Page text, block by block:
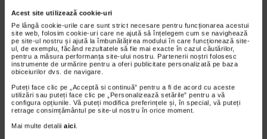
Acest site utilizează cookie-uri
Pe lângă cookie-urile care sunt strict necesare pentru funcționarea acestui
site web, folosim cookie-uri care ne ajută să înțelegem cum se navighează
pe site-ul nostru și ajută la îmbunătățirea modului în care funcționează site-
ul, de exemplu, făcând rezultatele să fie mai exacte în cazul căutărilor,
pentru a măsura performanța site-ului nostru. Partenerii noștri folosesc
instrumente de urmărire pentru a oferi publicitate personalizată pe baza
obiceiurilor dvs. de navigare.
Puteți face clic pe „Acceptă si continuă” pentru a fi de acord cu aceste
utilizări sau puteți face clic pe „Personalizează setările” pentru a vă
configura opțiunile. Vă puteți modifica preferințele și, în special, vă puteți
retrage consimțământul pe site-ul nostru în orice moment.
Mai multe detalii aici
acestea, datele sunt inca contradictorii, reactiile putand fi
individuale. Daca observati ca aveti un somn agitat in
zilele cand luati vitamina D seara, ar fi bine sa incercati
sa mutati administrarea in prima parte a zilei si sa
observati diferentele.
Totusi, in unele cazuri, cum ar fi administrarea combinata
cu alte suplimente sau tratamente care trebuie luate
seara, poate fi mai practic sa includeti si vitamina D in